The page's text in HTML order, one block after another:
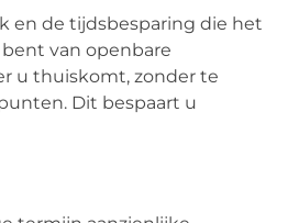
en de tijdsbesparing die het
van openbare
u thuiskomt, zonder te
Dit bespaart u